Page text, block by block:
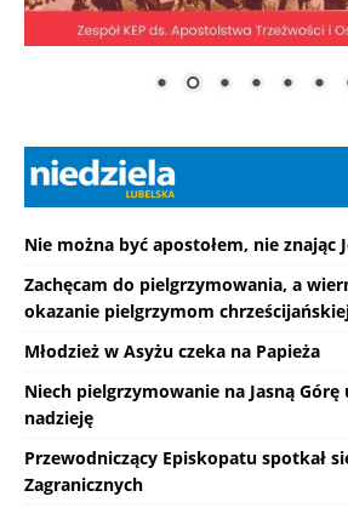
Nie można być apostołem, nie znając
Zachęcam do pielgrzymowania, a
okazanie pielgrzymom
Młodzież w Asyżu czeka na Papieża
Niech pielgrzymowanie na Jasną
nadzieję
Przewodniczący Episkopatu spotkał
Zagranicznych